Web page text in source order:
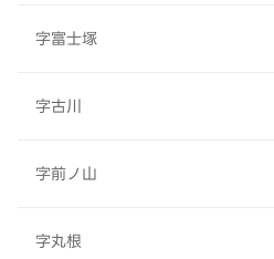
字富士塚
字古川
字前ノ山
字丸根